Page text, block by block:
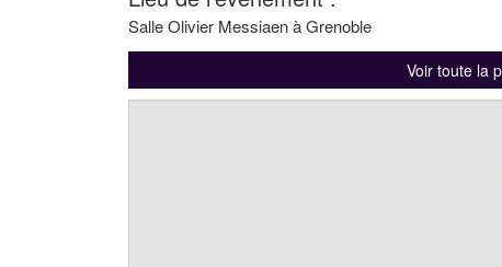
Salle Olivier Messiaen à Grenoble
Voir toute la